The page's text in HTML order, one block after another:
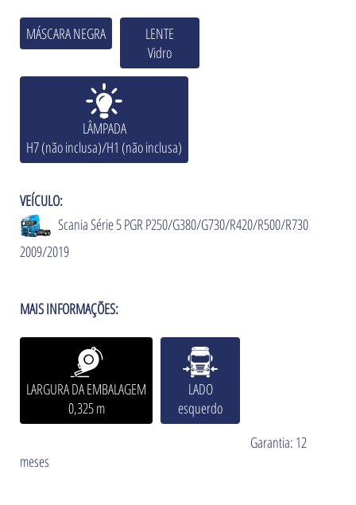
MÁSCARA NEGRA
LENTE
Vidro
LÂMPADA
H7 (não inclusa)/H1 (não inclusa)
VEÍCULO:
Scania Série 5 PGR P250/G380/G730/R420/R500/R730
2009/2019
MAIS INFORMAÇÕES:
LARGURA DA EMBALAGEM
0,325 m
LADO
esquerdo
Garantia: 12
meses